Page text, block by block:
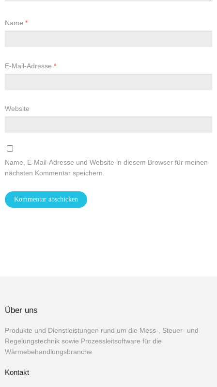
Name *
E-Mail-Adresse *
Website
Name, E-Mail-Adresse und Website in diesem Browser für meinen
nächsten Kommentar speichern.
Über uns
Produkte und Dienstleistungen rund um die Mess-, Steuer- und
Regelungstechnik sowie Prozessleitsoftware für die
Wärmebehandlungsbranche
Kontakt